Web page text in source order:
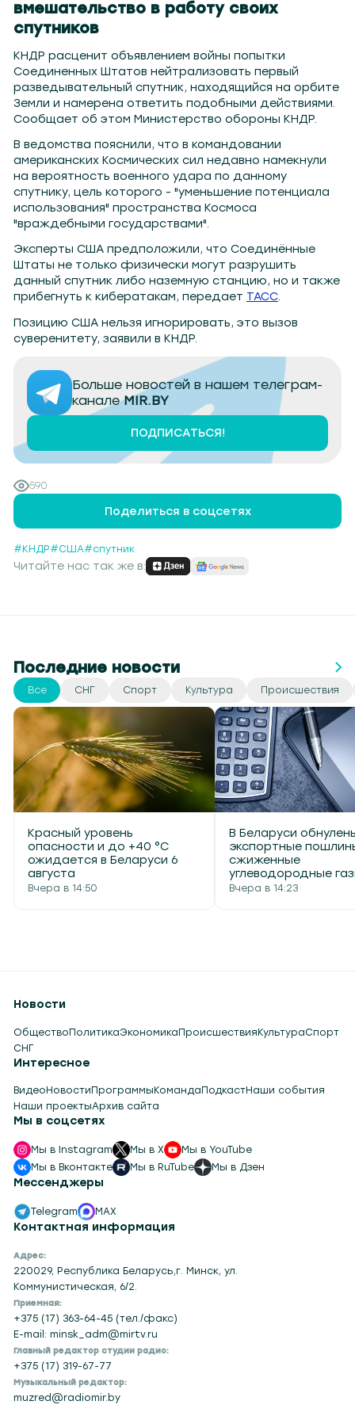
вмешательство в работу своих
спутников
КНДР расценит объявлением войны попытки
Соединенных Штатов нейтрализовать первый
разведывательный спутник, находящийся на орбите
Земли и намерена ответить подобными действиями.
Сообщает об этом Министерство обороны КНДР.
В ведомства пояснили, что в командовании
американских Космических сил недавно намекнули
на вероятность военного удара по данному
спутнику, цель которого - "уменьшение потенциала
использования" пространства Космоса
"враждебными государствами".
Эксперты США предположили, что Соединённые
Штаты не только физически могут разрушить
данный спутник либо наземную станцию, но и также
прибегнуть к кибератакам, передает ТАСС.
Позицию США нельзя игнорировать, это вызов
суверенитету, заявили в КНДР.
Больше новостей в нашем телеграм-
каналеMIR.BY
ПОДПИСАТЬСЯ!
590
Поделиться в соцсетях
#КНДР#США#спутник
Читайте нас так же в:
Последние новости
Все СНГ Спорт Культура Происшествия
Красный уровень
опасности и до +40 °С
ожидается в Беларуси 6
августа
Вчера в 14:50
В Беларуси
экспортные
сжиженные
углеводородные
Вчера в 14:23
Контактная информация
Адрес:
220029, Республика Беларусь,г. Минск, ул.
Коммунистическая, 6/2.
Приемная:
+375 (17) 363-64-45 (тел./факс)
E-mail: minsk_adm@mirtv.ru
Главный редактор студии радио:
+375 (17) 319-67-77
Музыкальный редактор:
muzred@radiomir.by
Новости
ОбществоПолитикаЭкономикаПроисшествияКультураСпорт
СНГ
Интересное
ВидеоНовостиПрограммыКомандаПодкастНаши события
Наши проектыАрхив сайта
Мы в соцсетях
Мы в Instagram Мы в X
Мы в YouTube
Мы в Вконтакте
Мы в RuTube Мы в Дзен
Мессенджеры
Telegram MAX